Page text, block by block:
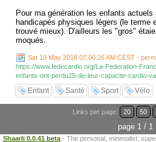
Pour ma génération les enfants
handicapés physiques légers (le terme
trouvé mieux). D'ailleurs les "gros"
moqués.
Sat 19 May 2018 07:00:26 AM CEST -
https://www.fedecardio.org/La-Federation-
enfants-ont-perdu25-de-leur-capacite-cardio-
Enfant Santé Sport Vélo
Links per page: 20 50
page 1 / 1
Shaarli 0.0.41 beta - The personal, minimalist,